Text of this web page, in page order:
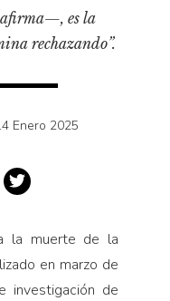
es la
rechazando”.
Enero 2025
la muerte de la
en marzo de
investigación de